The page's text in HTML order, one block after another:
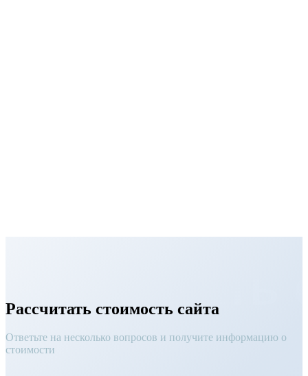
Рассчитать стоимость сайта
Ответьте на несколько вопросов и получите информацию о
стоимости